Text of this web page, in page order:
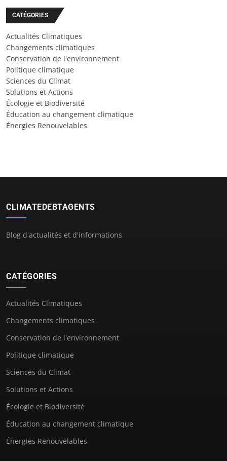
CATÉGORIES
Actualités Climatiques
Changements climatiques
Conservation de l'environnement
Politique climatique
Sciences du Climat
Solutions et Actions
Écologie et Biodiversité
Éducation au changement climatique
Énergies Renouvelables
CLIMATEDEBTAGENTS
Blog d'actualités et d'informations
CATÉGORIES
Actualités Climatiques
Changements climatiques
Conservation de l'environnement
Politique climatique
Sciences du Climat
Solutions et Actions
Écologie et Biodiversité
Éducation au changement climatique
Énergies Renouvelables